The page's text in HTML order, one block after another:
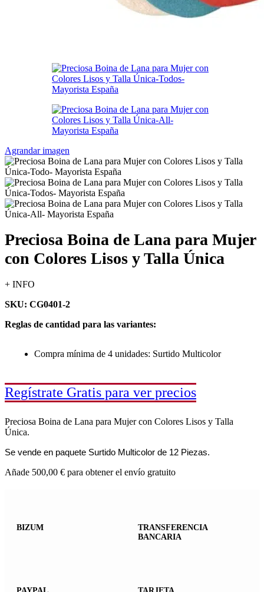
Agrandar imagen
Preciosa Boina de Lana para Mujer
con Colores Lisos y Talla Única
+ INFO
SKU: CG0401-2
Reglas de cantidad para las variantes:
Compra mínima de 4 unidades: Surtido Multicolor
Regístrate Gratis para ver precios
Preciosa Boina de Lana para Mujer con Colores Lisos y Talla
Única.
Se vende en paquete Surtido Multicolor de 12 Piezas.
Añade 500,00 € para obtener el envío gratuito
BIZUM
TRANSFERENCIA
BANCARIA